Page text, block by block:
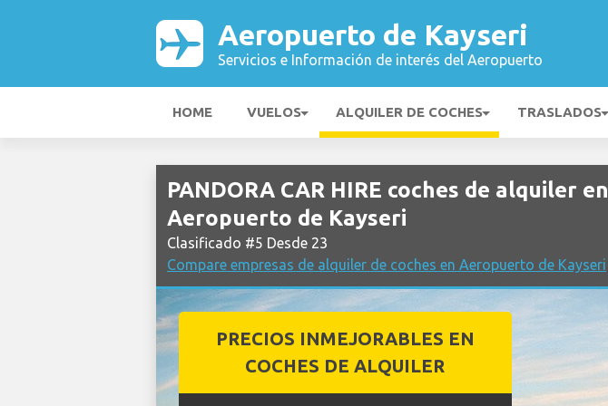
Aeropuerto de Kayseri
Servicios e Información de interés del Aeropuerto
HOME VUELOS ALQUILER DE COCHES TRASLADOS
PANDORA CAR HIRE coches de alquiler en
Aeropuerto de Kayseri
Clasificado #5 Desde 23
Compare empresas de alquiler de coches en Aeropuerto de Kayseri
PRECIOS INMEJORABLES EN
COCHES DE ALQUILER